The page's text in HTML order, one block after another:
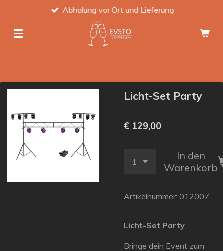
springen
Abholung vor Ort und Lieferung
Licht-Set Party
€ 129,00
In den
Warenkorb
Artikelnummer: 012007
Licht-Set Party
Bringe dein Event zum